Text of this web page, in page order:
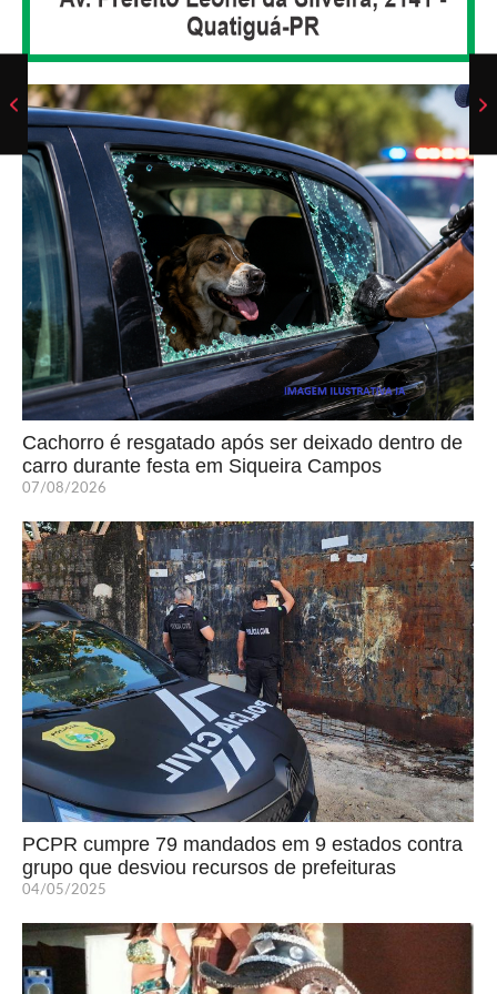
Cachorro é resgatado após ser deixado dentro de
carro durante festa em Siqueira Campos
07/08/2026
PCPR cumpre 79 mandados em 9 estados contra
grupo que desviou recursos de prefeituras
04/05/2025